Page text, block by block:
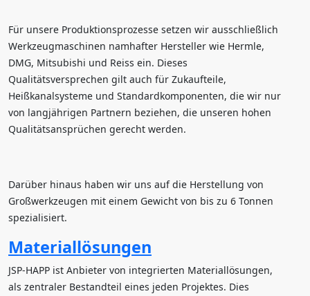
Für unsere Produktionsprozesse setzen wir ausschließlich
Werkzeugmaschinen namhafter Hersteller wie Hermle,
DMG, Mitsubishi und Reiss ein. Dieses
Qualitätsversprechen gilt auch für Zukaufteile,
Heißkanalsysteme und Standardkomponenten, die wir nur
von langjährigen Partnern beziehen, die unseren hohen
Qualitätsansprüchen gerecht werden.
Darüber hinaus haben wir uns auf die Herstellung von
Großwerkzeugen mit einem Gewicht von bis zu 6 Tonnen
spezialisiert.
Materiallösungen
JSP-HAPP ist Anbieter von integrierten Materiallösungen,
als zentraler Bestandteil eines jeden Projektes. Dies